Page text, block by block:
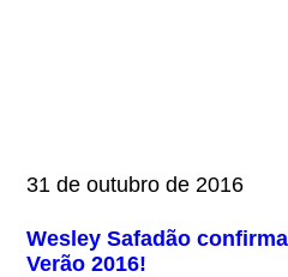
31 de outubro de 2016
Wesley Safadão
Verão 2016!